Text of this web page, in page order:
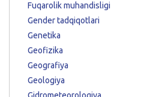
Fuqarolik muhandisligi
Gender tadqiqotlari
Genetika
Geofizika
Geografiya
Geologiya